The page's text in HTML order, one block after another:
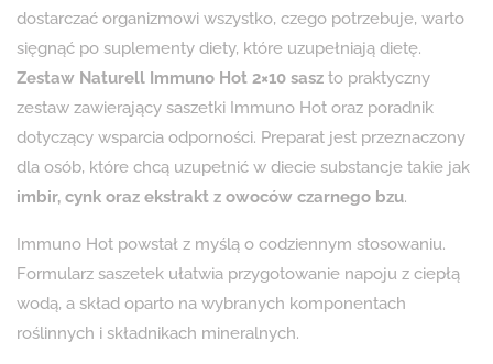
dostarczać organizmowi wszystko, czego potrzebuje, warto
sięgnąć po suplementy diety, które uzupełniają dietę.
Zestaw Naturell Immuno Hot 2×10 sasz to praktyczny
zestaw zawierający saszetki Immuno Hot oraz poradnik
dotyczący wsparcia odporności. Preparat jest przeznaczony
dla osób, które chcą uzupełnić w diecie substancje takie jak
imbir, cynk oraz ekstrakt z owoców czarnego bzu.
Immuno Hot powstał z myślą o codziennym stosowaniu.
Formularz saszetek ułatwia przygotowanie napoju z ciepłą
wodą, a skład oparto na wybranych komponentach
roślinnych i składnikach mineralnych.